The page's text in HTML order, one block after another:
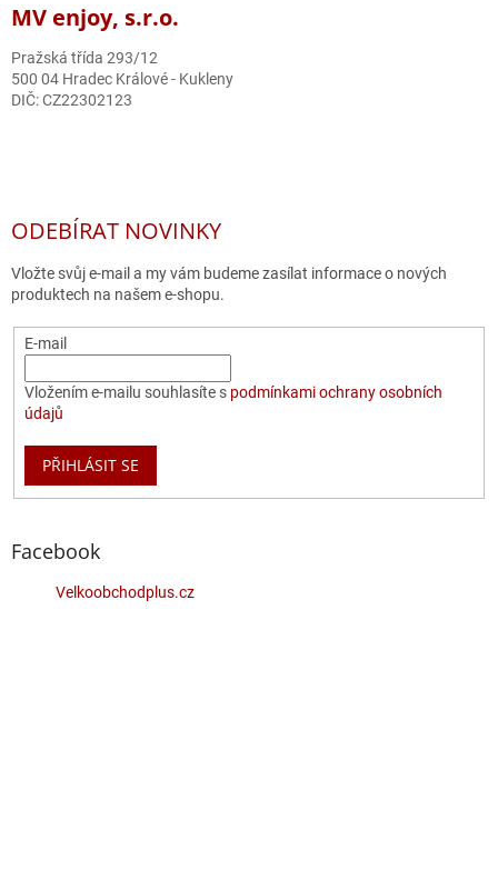
MV enjoy, s.r.o.
Pražská třída 293/12
500 04 Hradec Králové - Kukleny
DIČ: CZ22302123
ODEBÍRAT NOVINKY
Vložte svůj e-mail a my vám budeme zasílat informace o nových
produktech na našem e-shopu.
E-mail
Vložením e-mailu souhlasíte s podmínkami ochrany osobních
údajů
PŘIHLÁSIT SE
Facebook
Velkoobchodplus.cz